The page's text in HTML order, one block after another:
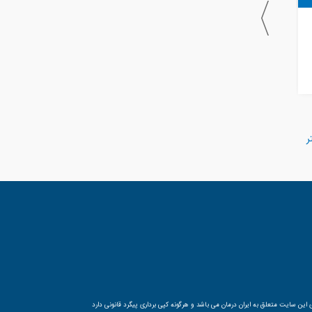
بیمارستان
سایت متعلق به ایران درمان می باشد و هرگونه کپی برداری پیگرد قانونی دارد